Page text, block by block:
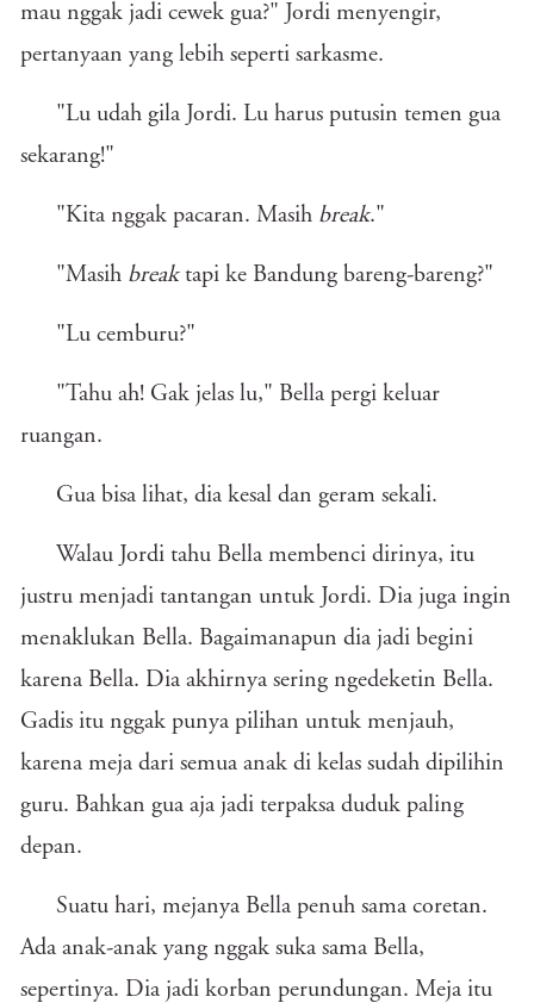
mau nggak jadi cewek gua?" Jordi menyengir,
pertanyaan yang lebih seperti sarkasme.
"Lu udah gila Jordi. Lu harus putusin temen gua
sekarang!"
"Kita nggak pacaran. Masih break."
"Masih break tapi ke Bandung bareng-bareng?"
"Lu cemburu?"
"Tahu ah! Gak jelas lu," Bella pergi keluar
ruangan.
Gua bisa lihat, dia kesal dan geram sekali.
Walau Jordi tahu Bella membenci dirinya, itu
justru menjadi tantangan untuk Jordi. Dia juga ingin
menaklukan Bella. Bagaimanapun dia jadi begini
karena Bella. Dia akhirnya sering ngedeketin Bella.
Gadis itu nggak punya pilihan untuk menjauh,
karena meja dari semua anak di kelas sudah dipilihin
guru. Bahkan gua aja jadi terpaksa duduk paling
depan.
Suatu hari, mejanya Bella penuh sama coretan.
Ada anak-anak yang nggak suka sama Bella,
sepertinya. Dia jadi korban perundungan. Meja itu